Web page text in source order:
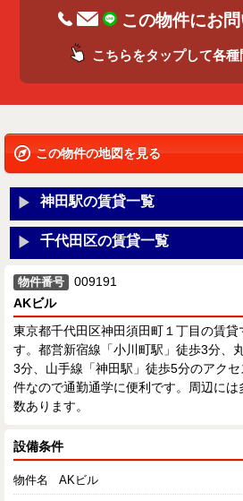
この物件にお
こちらをタップして各
この物件の地図を見る
神田駅の賃貸一覧
千代田区の賃貸一覧
物件番号
009191
AKビル
東京都千代田区神田須田町１丁目の賃
す。都営新宿線「小川町駅」徒歩3分、
3分、山手線「神田駅」徒歩5分のアク
件なので通勤通学に便利です。周辺に
数あります。
設備条件
物件名 AKビル